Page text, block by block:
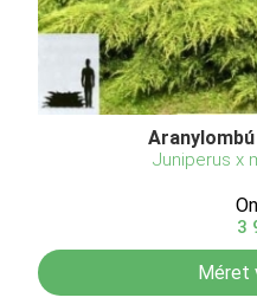
Juniperus x
3
Méret